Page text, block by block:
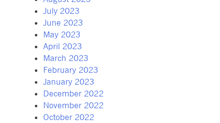
July 2023
June 2023
May 2023
April 2023
March 2023
February 2023
January 2023
December 2022
November 2022
October 2022